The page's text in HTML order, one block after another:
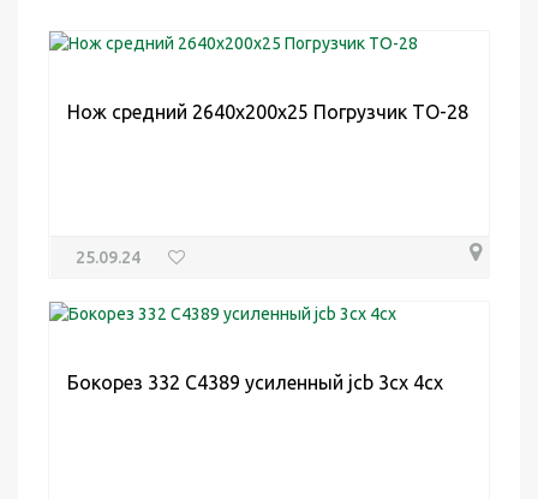
Нож средний 2640х200х25 Погрузчик ТО-28
25.09.24
Бокорез 332 C4389 усиленный jcb 3cx 4cx